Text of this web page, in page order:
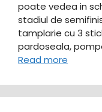
poate vedea in
stadiul de
tamplarie cu 3
pardoseala,
Read more